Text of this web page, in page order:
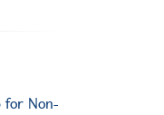
for Non-